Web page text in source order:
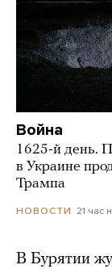
Война
1625-й день.
в Украине
Трампа
НОВОСТИ 21 час
В Бурятии